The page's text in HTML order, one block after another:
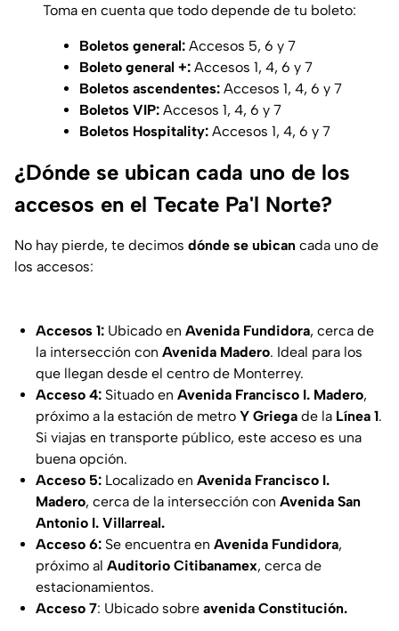
Toma en cuenta que todo depende de tu boleto:
Boletos general:Accesos 5, 6 y 7
Boleto general +:Accesos 1, 4, 6 y 7
Boletos ascendentes:Accesos 1, 4, 6 y 7
Boletos VIP:Accesos 1, 4, 6 y 7
Boletos Hospitality:Accesos 1, 4, 6 y 7
¿Dónde se ubican cada uno de los
accesos en el Tecate Pa'l Norte?
No hay pierde, te decimos dónde se ubican cada uno de
los accesos:
Accesos 1: Ubicado en Avenida Fundidora, cerca de
la intersección con Avenida Madero. Ideal para los
que llegan desde el centro de Monterrey.
Acceso 4: Situado en Avenida Francisco I. Madero,
próximo a la estación de metro Y Griega de la Línea 1.
Si viajas en transporte público, este acceso es una
buena opción.
Acceso 5: Localizado en Avenida Francisco I.
Madero, cerca de la intersección con Avenida San
Antonio I. Villarreal.
Acceso 6: Se encuentra en Avenida Fundidora,
próximo al Auditorio Citibanamex, cerca de
estacionamientos.
Acceso 7: Ubicado sobre avenida Constitución.